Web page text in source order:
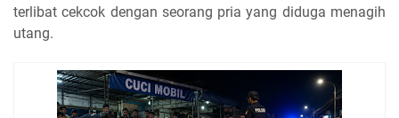
terlibat cekcok dengan seorang pria yang diduga menagih
utang.